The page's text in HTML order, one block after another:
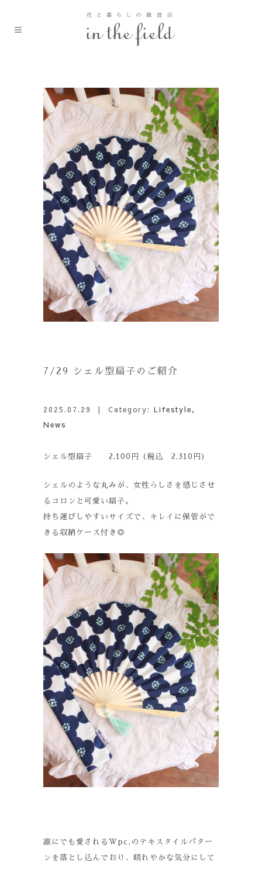
7/29 シェル型扇子のご紹介
2025.07.29 | Category: Lifestyle,
News
シェル型扇子 2,100円 (税込 2,310円)
シェルのような丸みが、女性らしさを感じさせ
るコロンと可愛い扇子。
持ち運びしやすいサイズで、キレイに保管がで
きる収納ケース付き◎
誰にでも愛されるWpc.のテキスタイルパター
ンを落とし込んでおり、晴れやかな気分にして